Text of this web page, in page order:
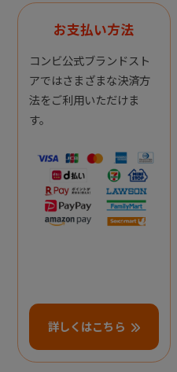
お支払い方法
コンビ公式ブランドスト
アではさまざまな決済方
法をご利用いただけま
す。
詳しくはこちら